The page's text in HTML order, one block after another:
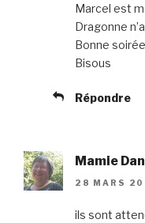
Marcel est
Dragonne
Bonne
Bisous
Répondre
Mamie
28 MARS
ils sont